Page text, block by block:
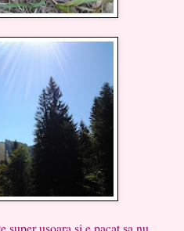
si e pacat sa nu